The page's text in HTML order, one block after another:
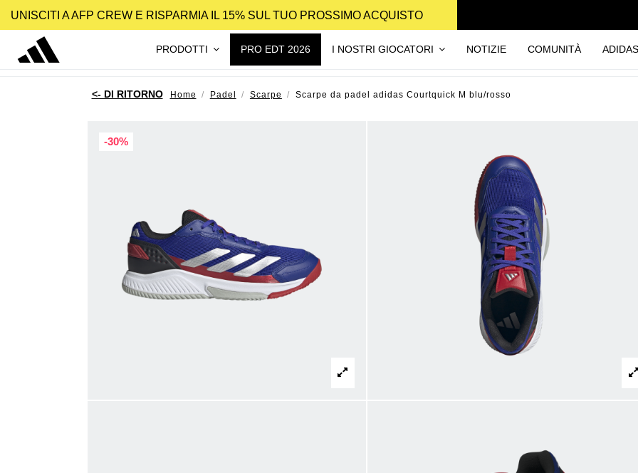
UNISCITI A AFP CREW E RISPARMIA IL 15% SUL TUO PROSSIMO ACQUISTO
PRODOTTI PRO EDT 2026 I NOSTRI GIOCATORI NOTIZIE COMUNITÀ
Home Padel Scarpe Scarpe da padel adidas Courtquick M blu/rosso
-30%